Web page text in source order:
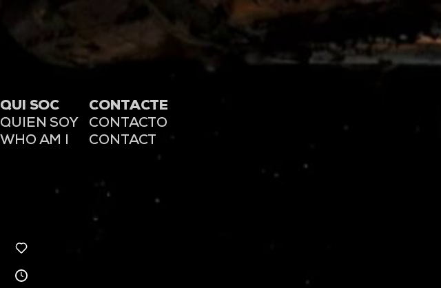
QUI SOC
QUIEN SOY
WHO AM I
CONTACTE
CONTACTO
CONTACT